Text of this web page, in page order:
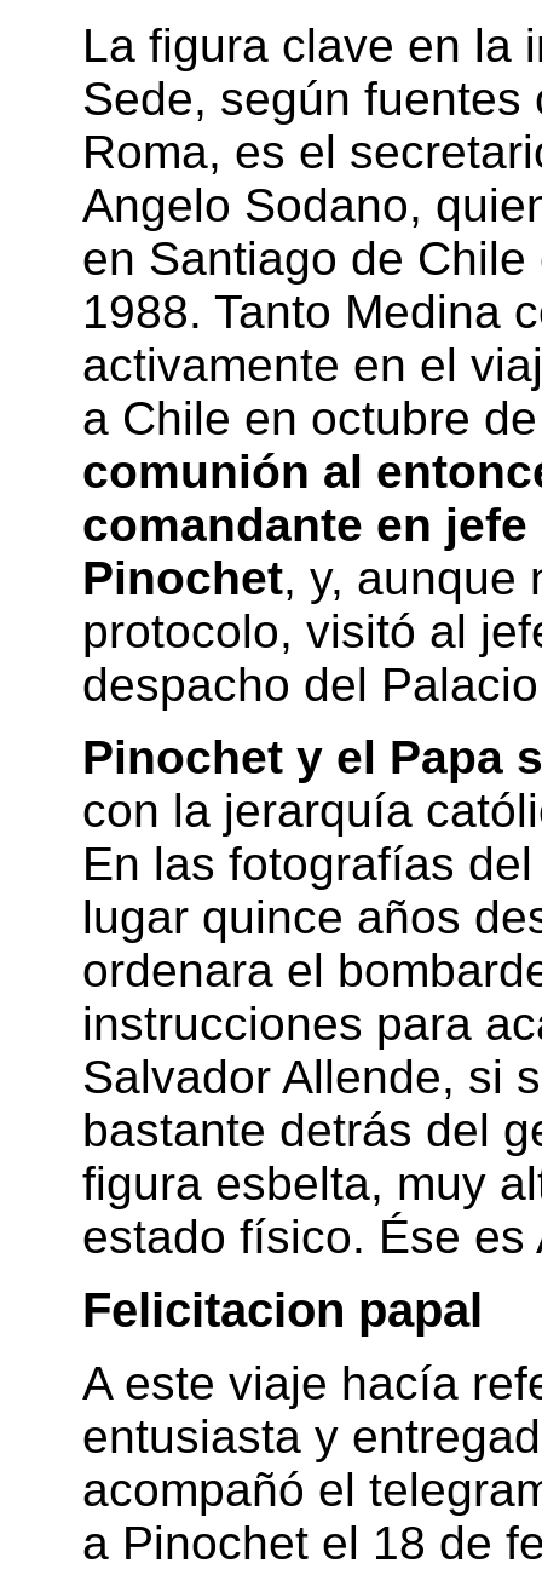
La figura clave en la
Sede, según
Roma, es el
Angelo Sodano,
en Santiago de
1988. Tanto Medina
activamente en el
a Chile en octubre
comunión al
comandante en
Pinochet, y, aunque
protocolo, visitó al
despacho del
Pinochet y el Papa
con la jerarquía
En las fotografías
lugar quince años
ordenara el
instrucciones para
Salvador Allende, si
bastante detrás del
figura esbelta, muy
estado físico. Ése es
Felicitacion papal
A este viaje hacía
entusiasta y
acompañó el
a Pinochet el 18 de